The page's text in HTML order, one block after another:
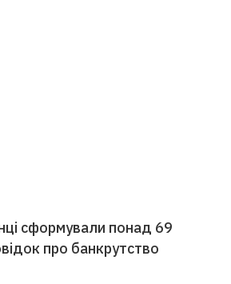
сформували понад 69
про банкрутство